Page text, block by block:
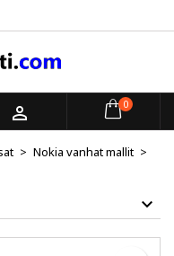
 0
Nokia vanhat mallit
×
×
×
lisätä tuotteita
Kirjaudu sisään